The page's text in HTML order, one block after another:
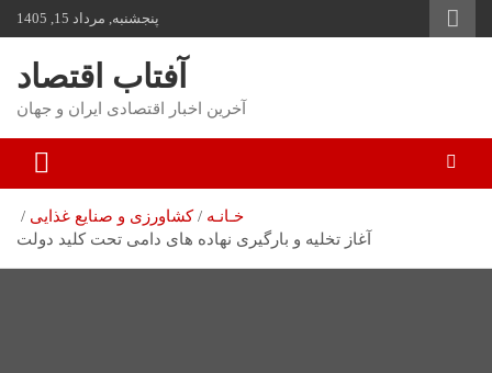
پنجشنبه, مرداد 15, 1405
آفتاب اقتصاد
آخرین اخبار اقتصادی ایران و جهان
خـانـه
کشاورزی و صنایع غذایی
آغاز تخلیه و بارگیری نهاده های دامی تحت کلید دولت